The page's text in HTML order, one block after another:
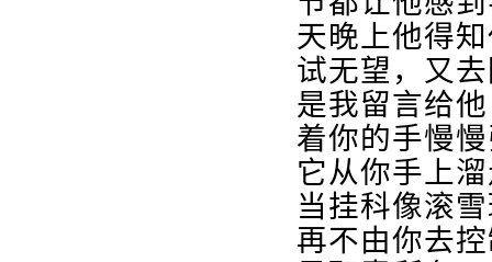
天晚上他得
试无望，又
是我留言给
着你的手慢
它从你手上
当挂科像滚
再不由你去